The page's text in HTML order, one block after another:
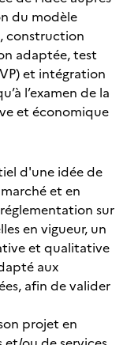
du modèle
construction
adaptée, test
et intégration
l’examen de la
et économique
d'une idée de
et en
sur
en vigueur, un
et qualitative
aux
afin de valider
projet en